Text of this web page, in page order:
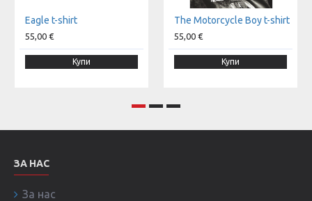
Eagle t-shirt
55,00 €
Купи
The Motorcycle Boy t-shirt
55,00 €
Купи
ЗА НАС
За нас